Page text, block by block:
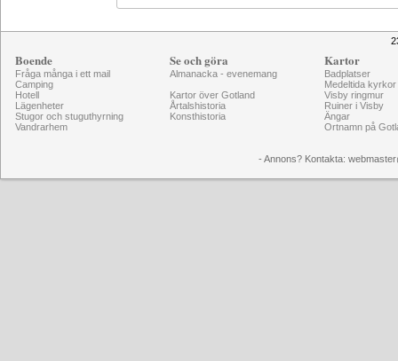
Boende
Fråga många i ett mail
Camping
Hotell
Lägenheter
Stugor och stuguthyrning
Vandrarhem
Se och göra
Almanacka - evenemang
Kartor över Gotland
Årtalshistoria
Konsthistoria
Kartor
Badplatser
Medeltida kyrkor
Visby ringmur
Ruiner i Visby
Ängar
Ortnamn på
- Annons? Kontakta: